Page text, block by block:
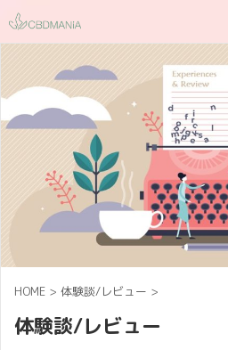
HOME > 体験談/レビュー >
体験談/レビュー